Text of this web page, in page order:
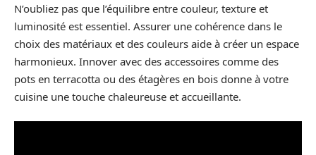
N’oubliez pas que l’équilibre entre couleur, texture et
luminosité est essentiel. Assurer une cohérence dans le
choix des matériaux et des couleurs aide à créer un espace
harmonieux. Innover avec des accessoires comme des
pots en terracotta ou des étagères en bois donne à votre
cuisine une touche chaleureuse et accueillante.